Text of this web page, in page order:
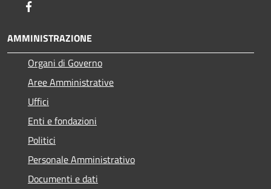
AMMINISTRAZIONE
Organi di Governo
Aree Amministrative
Uffici
Enti e fondazioni
Politici
Personale Amministrativo
Documenti e dati